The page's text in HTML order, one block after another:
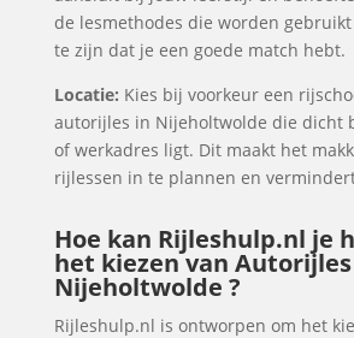
de lesmethodes die worden
te zijn dat je een goede match hebt.
Locatie: Kies bij voorkeur een
autorijles in Nijeholtwolde die dicht
of werkadres ligt. Dit maakt het
rijlessen in te plannen en
Hoe kan Rijleshulp.nl je
het kiezen van
Nijeholtwolde ?
Rijleshulp.nl is ontworpen om het